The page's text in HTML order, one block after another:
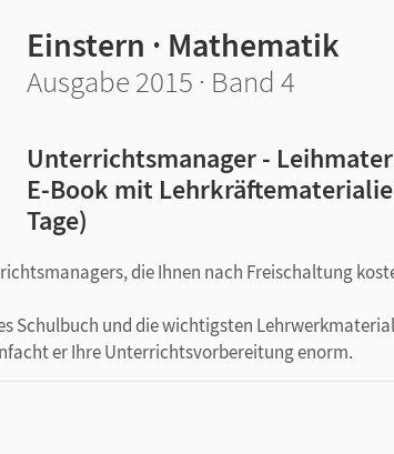
Einstern · Mathematik
Ausgabe 2015 · Band 4
Unterrichtsmanager -
E-Book mit
Tage)
die Ihnen nach Freischaltung
Schulbuch und die wichtigsten
er Ihre Unterrichtsvorbereitung enorm.